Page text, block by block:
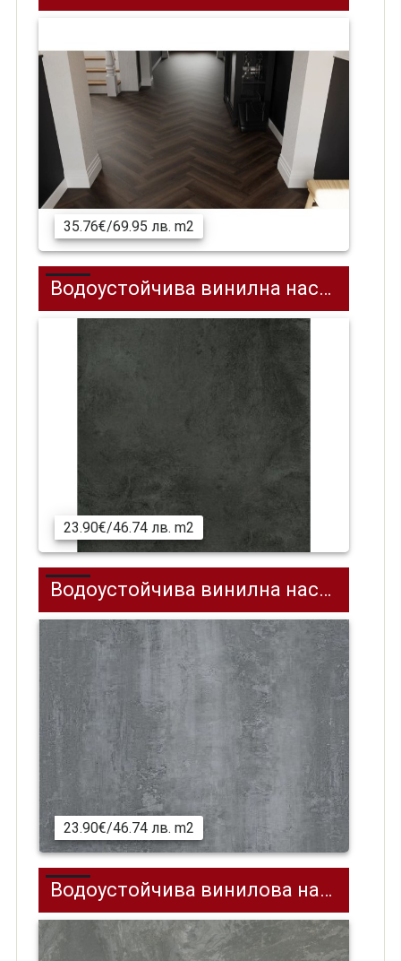
35.76€/69.95 лв. m2
Водоустойчива винилна настилка SPC на клик система REPUBLIC Stone Block 4 RETCSTO004, 304.8 x 609.6 мм
23.90€/46.74 лв. m2
Водоустойчива винилна настилка SPC на клик система REPUBLIC Stone Block 1 RETCSTO001, 304.8 x 609.6 мм
23.90€/46.74 лв. m2
Водоустойчива винилова настилка (SPC) Effector на клик система, 304.8 х 609.6 мм